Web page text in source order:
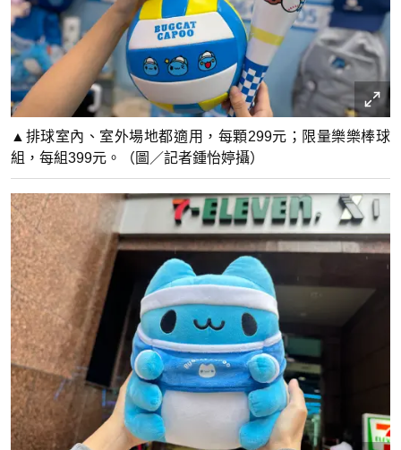
▲排球室內、室外場地都適用，每顆299元；限量樂樂棒球
組，每組399元。（圖／記者鍾怡婷攝）